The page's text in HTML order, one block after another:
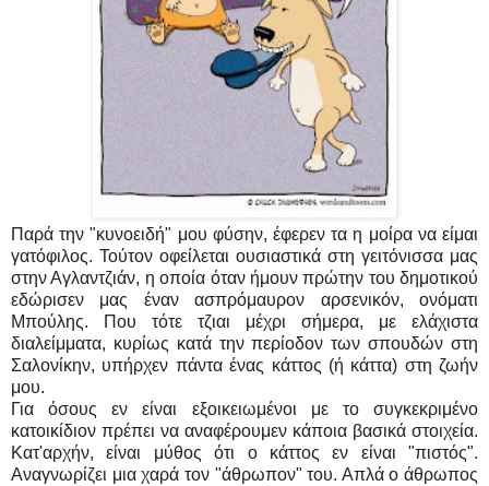
Παρά την "κυνοειδή" μου φύσην, έφερεν τα η μοίρα να είμαι
γατόφιλος. Τούτον οφείλεται ουσιαστικά στη γειτόνισσα μας
στην Αγλαντζιάν, η οποία όταν ήμουν πρώτην του δημοτικού
εδώρισεν μας έναν ασπρόμαυρον αρσενικόν, ονόματι
Μπούλης. Που τότε τζιαι μέχρι σήμερα, με ελάχιστα
διαλείμματα, κυρίως κατά την περίοδον των σπουδών στη
Σαλονίκην, υπήρχεν πάντα ένας κάττος (ή κάττα) στη ζωήν
μου.
Για όσους εν είναι εξοικειωμένοι με το συγκεκριμένο
κατοικίδιον πρέπει να αναφέρουμεν κάποια βασικά στοιχεία.
Κατ'αρχήν, είναι μύθος ότι ο κάττος εν είναι "πιστός".
Αναγνωρίζει μια χαρά τον "άθρωπον" του. Απλά ο άθρωπος